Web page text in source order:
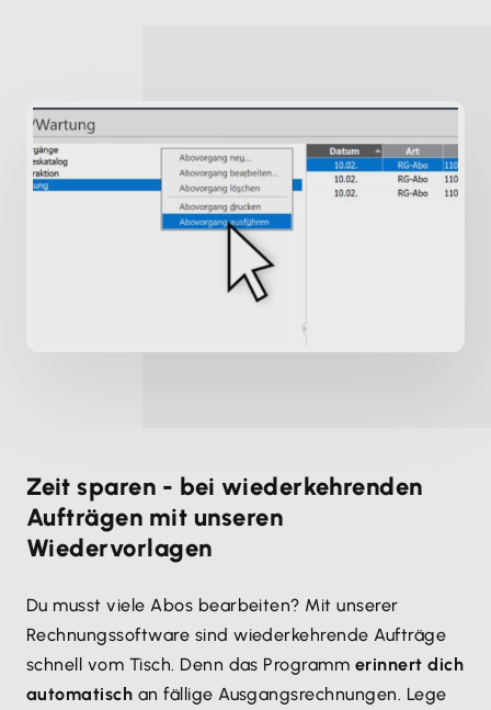
Zeit sparen - bei wiederkehrenden
Aufträgen mit unseren
Wiedervorlagen
Du musst viele Abos bearbeiten? Mit unserer
Rechnungssoftware sind wiederkehrende Aufträge
schnell vom Tisch. Denn das Programm erinnert dich
automatisch an fällige Ausgangsrechnungen. Lege